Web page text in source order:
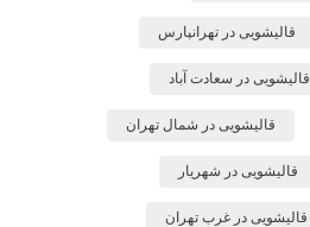
قالیشویی در تهرانپارس
قالیشویی در سعادت آباد
قالیشویی در شمال تهران
قالیشویی در شهریار
قالیشویی در غرب تهران